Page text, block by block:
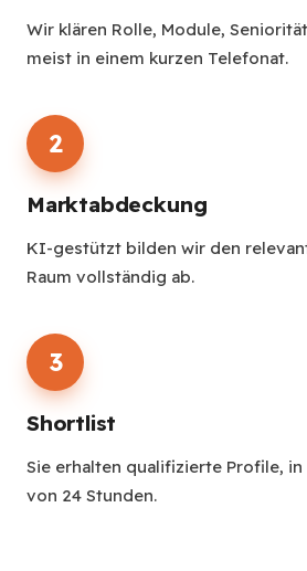
Wir klären Rolle, Module,
meist in einem kurzen Telefonat.
2
Marktabdeckung
KI-gestützt bilden wir den
Raum vollständig ab.
3
Shortlist
Sie erhalten qualifizierte Profile,
von 24 Stunden.